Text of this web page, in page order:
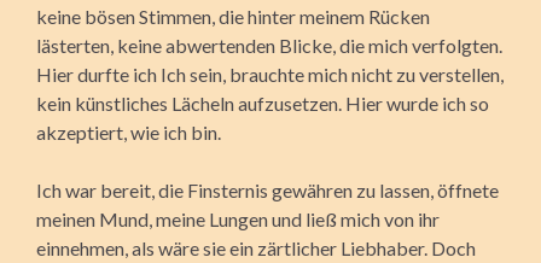
keine bösen Stimmen, die hinter meinem Rücken
lästerten, keine abwertenden Blicke, die mich verfolgten.
Hier durfte ich Ich sein, brauchte mich nicht zu verstellen,
kein künstliches Lächeln aufzusetzen. Hier wurde ich so
akzeptiert, wie ich bin.
Ich war bereit, die Finsternis gewähren zu lassen, öffnete
meinen Mund, meine Lungen und ließ mich von ihr
einnehmen, als wäre sie ein zärtlicher Liebhaber. Doch